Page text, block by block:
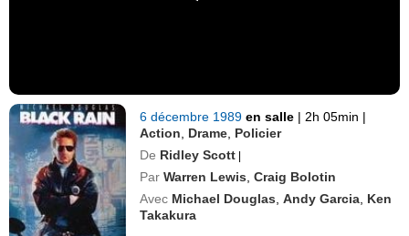
6 décembre 1989en salle | 2h 05min |
Action
Drame Policier
De Ridley Scott |
Par Warren Lewis ,Craig Bolotin
Avec Michael Douglas ,Andy Garcia Ken
Takakura